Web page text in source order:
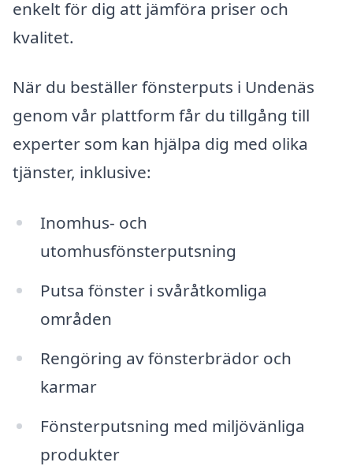
enkelt för dig att jämföra priser och
kvalitet.
När du beställer fönsterputs i Undenäs
genom vår plattform får du tillgång till
experter som kan hjälpa dig med olika
tjänster, inklusive:
Inomhus- och
utomhusfönsterputsning
Putsa fönster i svåråtkomliga
områden
Rengöring av fönsterbrädor och
karmar
Fönsterputsning med miljövänliga
produkter